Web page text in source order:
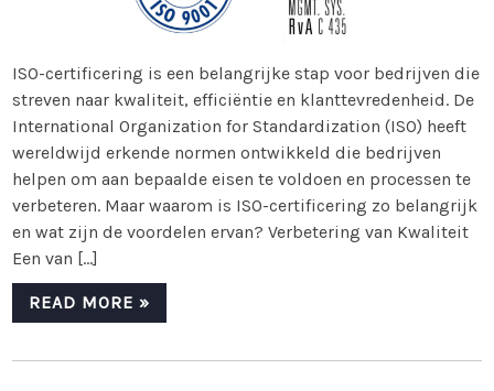
ISO-certificering is een belangrijke stap voor bedrijven die
streven naar kwaliteit, efficiëntie en klanttevredenheid. De
International Organization for Standardization (ISO) heeft
wereldwijd erkende normen ontwikkeld die bedrijven
helpen om aan bepaalde eisen te voldoen en processen te
verbeteren. Maar waarom is ISO-certificering zo belangrijk
en wat zijn de voordelen ervan? Verbetering van Kwaliteit
Een van […]
READ MORE »